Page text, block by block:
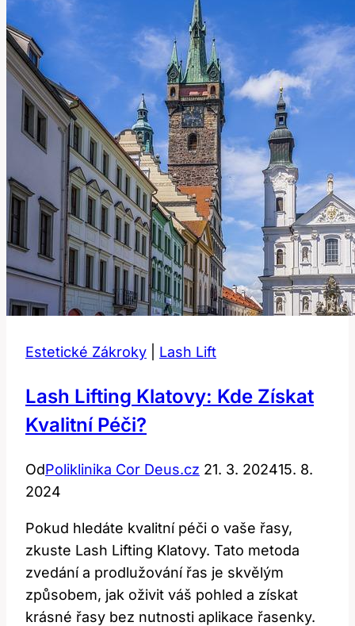
Salónech
Estetické Zákroky Lash Lift
Lash Lifting Klatovy: Kde Získat
Kvalitní Péči?
OdPoliklinika Cor Deus.cz 21. 3. 202415. 8.
2024
Pokud hledáte kvalitní péči o vaše řasy,
zkuste Lash Lifting Klatovy. Tato metoda
zvedání a prodlužování řas je skvělým
způsobem, jak oživit váš pohled a získat
krásné řasy bez nutnosti aplikace řasenky.